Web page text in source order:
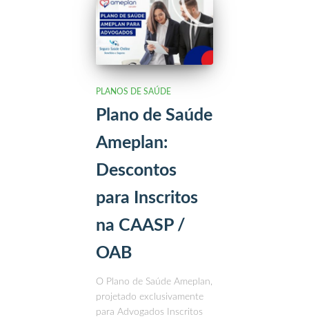
PLANOS DE SAÚDE
Plano de Saúde
Ameplan:
Descontos
para Inscritos
na CAASP /
OAB
O Plano de Saúde Ameplan,
projetado exclusivamente
para Advogados Inscritos